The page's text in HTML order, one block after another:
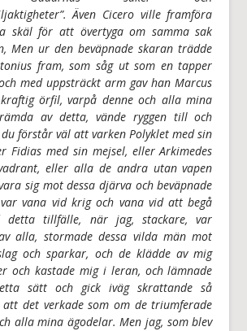
Även Cicero ville framföra
skäl för att övertyga om samma sak
Men ur den beväpnade skaran trädde
fram, som såg ut som en tapper
med uppsträckt arm gav han Marcus
örfil, varpå denne och alla mina
av detta, vände ryggen till och
förstår väl att varken Polyklet med sin
Fidias med sin mejsel, eller Arkimedes
eller alla de andra utan vapen
sig mot dessa djärva och beväpnade
vana vid krig och vana vid att begå
detta tillfälle, när jag, stackare, var
alla, stormade dessa vilda män mot
och sparkar, och de klädde av mig
och kastade mig i leran, och lämnade
sätt och gick iväg skrattande så
att det verkade som om de triumferade
alla mina ägodelar. Men jag, som blev